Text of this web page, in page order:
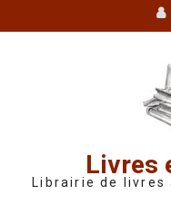
Livres
Librairie de livres